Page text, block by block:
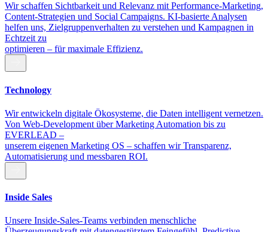
Wir schaffen Sichtbarkeit und Relevanz mit Performance-Marketing,
Content-Strategien und Social Campaigns. KI-basierte Analysen
helfen uns, Zielgruppenverhalten zu verstehen und Kampagnen in
Echtzeit zu
optimieren – für maximale Effizienz.
Technology
Wir entwickeln digitale Ökosysteme, die Daten intelligent vernetzen.
Von Web-Development über Marketing Automation bis zu
EVERLEAD –
unserem eigenen Marketing OS – schaffen wir Transparenz,
Automatisierung und messbaren ROI.
Inside Sales
Unsere Inside-Sales-Teams verbinden menschliche